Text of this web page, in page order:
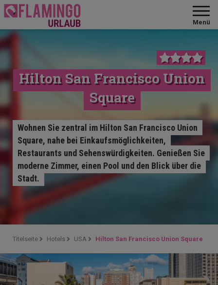
Menü
Hilton San Francisco Union
Square
Wohnen Sie zentral im Hilton San Francisco Union
Square, nahe bei Einkaufsmöglichkeiten,
Restaurants und Sehenswürdigkeiten. Genießen Sie
moderne Zimmer, einen Pool und den Blick über die
Stadt.
Titelseite Hotels USA Hilton San Francisco Union Square